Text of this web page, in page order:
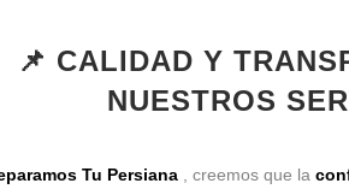
📌 CALIDAD Y
NUESTROS
Tu Persiana , creemos que la